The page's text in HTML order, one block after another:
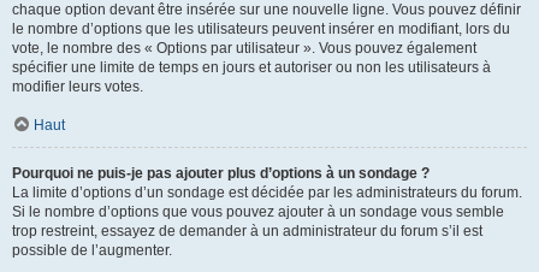
chaque option devant être insérée sur une nouvelle ligne. Vous pouvez définir
le nombre d’options que les utilisateurs peuvent insérer en modifiant, lors du
vote, le nombre des « Options par utilisateur ». Vous pouvez également
spécifier une limite de temps en jours et autoriser ou non les utilisateurs à
modifier leurs votes.
Haut
Pourquoi ne puis-je pas ajouter plus d’options à un sondage ?
La limite d’options d’un sondage est décidée par les administrateurs du forum.
Si le nombre d’options que vous pouvez ajouter à un sondage vous semble
trop restreint, essayez de demander à un administrateur du forum s’il est
possible de l’augmenter.